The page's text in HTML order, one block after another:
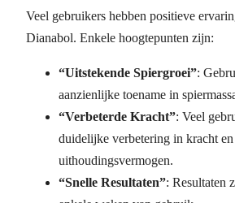
Veel gebruikers hebben positieve
Dianabol. Enkele hoogtepunten zijn:
“Uitstekende Spiergroei”:
aanzienlijke toename in
“Verbeterde Kracht”: Veel
duidelijke verbetering in kracht en
uithoudingsvermogen.
“Snelle Resultaten”: Resultaten